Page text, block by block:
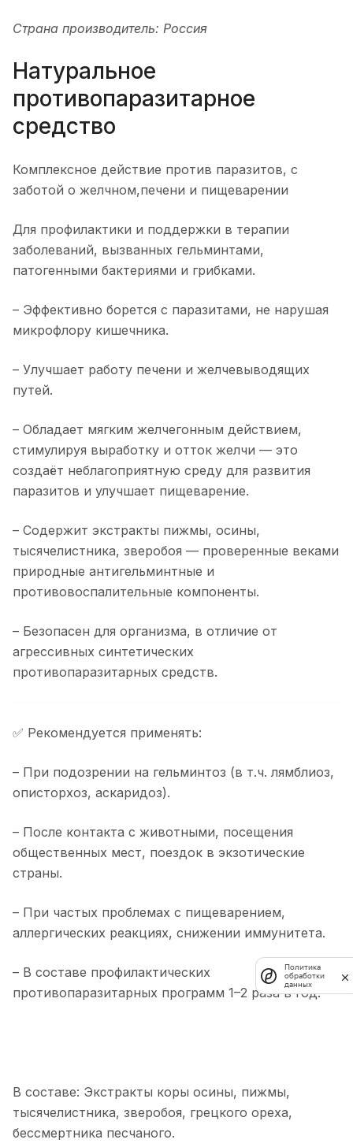
Страна производитель: Россия
Натуральное
противопаразитарное
средство
Комплексное действие против паразитов, с
заботой о желчном,печени и пищеварении
Для профилактики и поддержки в терапии
заболеваний, вызванных гельминтами,
патогенными бактериями и грибками.
– Эффективно борется с паразитами, не нарушая
микрофлору кишечника.
– Улучшает работу печени и желчевыводящих
путей.
– Обладает мягким желчегонным действием,
стимулируя выработку и отток желчи — это
создаёт неблагоприятную среду для развития
паразитов и улучшает пищеварение.
– Содержит экстракты пижмы, осины,
тысячелистника, зверобоя — проверенные веками
природные антигельминтные и
противовоспалительные компоненты.
– Безопасен для организма, в отличие от
агрессивных синтетических
противопаразитарных средств.
✅ Рекомендуется применять:
– При подозрении на гельминтоз (в т.ч. лямблиоз,
описторхоз, аскаридоз).
– После контакта с животными, посещения
общественных мест, поездок в экзотические
страны.
– При частых проблемах с пищеварением,
аллергических реакциях, снижении иммунитета.
– В составе профилактических
противопаразитарных программ 1–2 раза в год.
В составе: Экстракты коры осины, пижмы,
тысячелистника, зверобоя, грецкого ореха,
бессмертника песчаного.
Политика
обработки
данных